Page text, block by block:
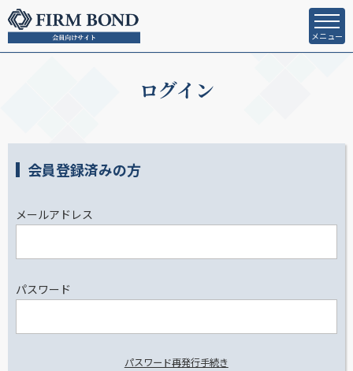
メニュー
ログイン
会員登録済みの方
メールアドレス
パスワード
パスワード再発行手続き